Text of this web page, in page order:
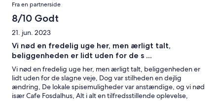
Fra en partnerside
8/10 Godt
21. jun. 2023
Vi nød en fredelig uge her, men ærligt talt,
beliggenheden er lidt uden for de s ...
Vi nød en fredelig uge her, men ærligt talt, beliggenheden er
lidt uden for de slagne veje, Dog var stilheden en dejlig
ændring, De lokale spisemuligheder var anstændige, og vi nød
især Cafe Fosdalhus, Alt i alt en tilfredsstillende oplevelse,